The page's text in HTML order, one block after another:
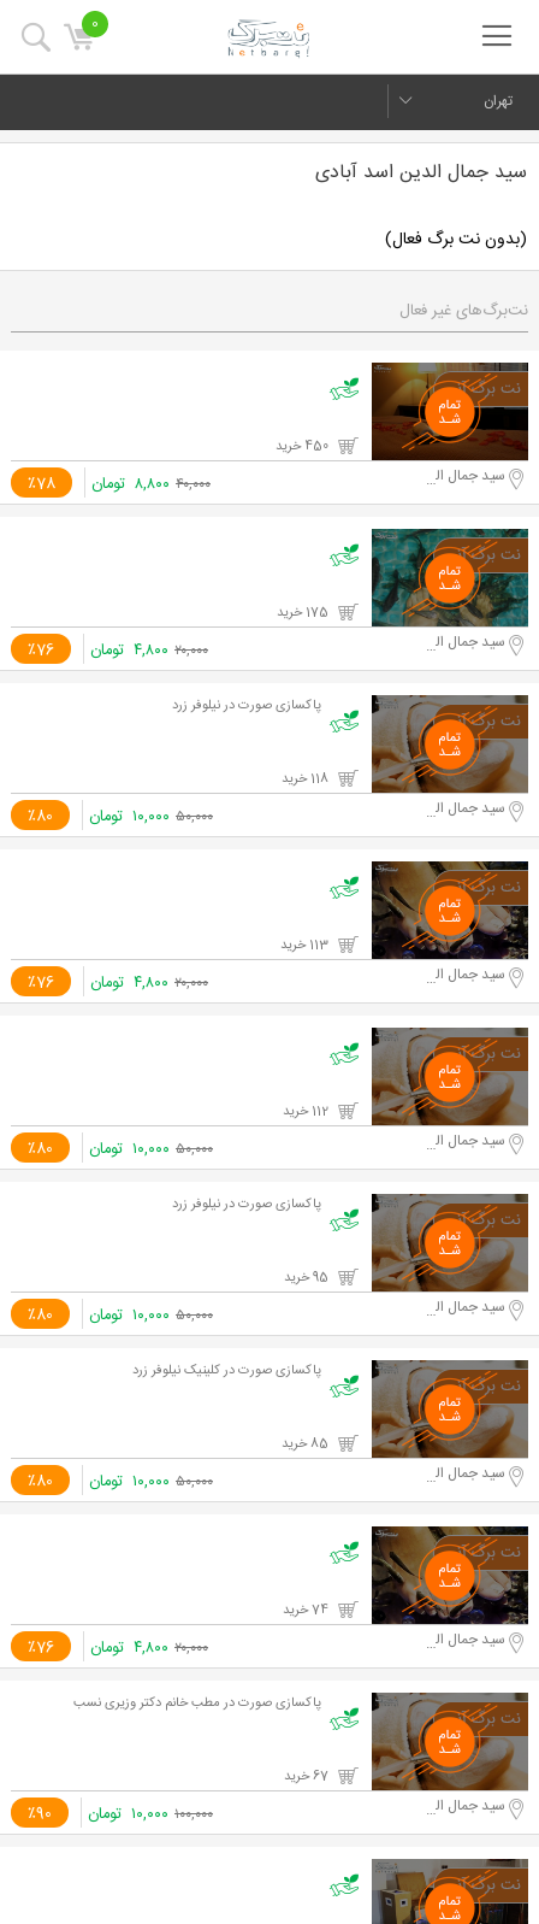
0
تهران
سید جمال الدین اسد آبادی
(بدون نت برگ فعال)
نت‌برگ‌های غیر فعال
٪78 سید جمال الدین اسد آبادی ۴۰,۰۰۰ ۸,۸۰۰ تومان
٪76 سید جمال الدین اسد آبادی ۲۰,۰۰۰ ۴,۸۰۰ تومان
پاکسازی صورت در نیلوفر زرد
٪80 سید جمال الدین اسد آبادی ۵۰,۰۰۰ ۱۰,۰۰۰ تومان
٪76 سید جمال الدین اسد آبادی ۲۰,۰۰۰ ۴,۸۰۰ تومان
٪80 سید جمال الدین اسد آبادی ۵۰,۰۰۰ ۱۰,۰۰۰ تومان
پاکسازی صورت در نیلوفر زرد
٪80 سید جمال الدین اسد آبادی ۵۰,۰۰۰ ۱۰,۰۰۰ تومان
پاکسازی صورت در کلینیک نیلوفر زرد
٪80 سید جمال الدین اسد آبادی ۵۰,۰۰۰ ۱۰,۰۰۰ تومان
٪76 سید جمال الدین اسد آبادی ۲۰,۰۰۰ ۴,۸۰۰ تومان
پاکسازی صورت در مطب خانم دکتر وزیری نسب
٪90 سید جمال الدین اسد آبادی ۱۰۰,۰۰۰ ۱۰,۰۰۰ تومان